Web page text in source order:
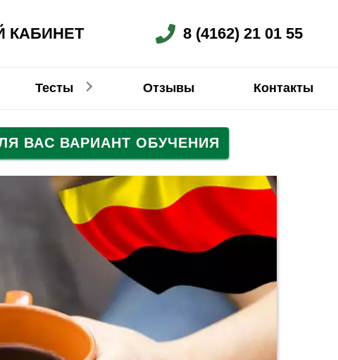
КАБИНЕТ 8 (4162) 21 01 55
Тесты Отзывы Контакты
ВАС ВАРИАНТ ОБУЧЕНИЯ